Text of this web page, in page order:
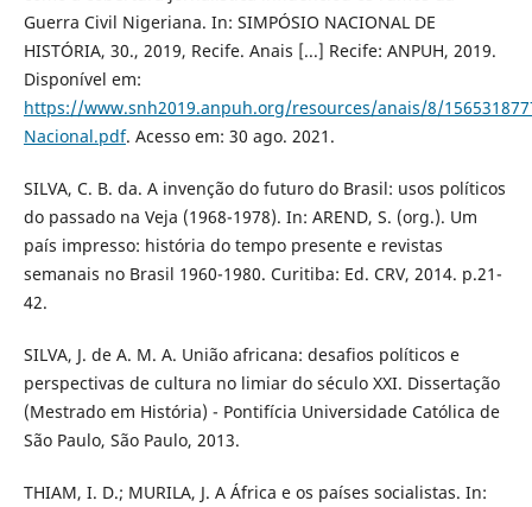
Guerra Civil Nigeriana. In: SIMPÓSIO NACIONAL DE
HISTÓRIA, 30., 2019, Recife. Anais [...] Recife: ANPUH, 2019.
Disponível em:
https://www.snh2019.anpuh.org/resources/anais/8/
Nacional.pdf. Acesso em: 30 ago. 2021.
SILVA, C. B. da. A invenção do futuro do Brasil: usos políticos
do passado na Veja (1968-1978). In: AREND, S. (org.). Um
país impresso: história do tempo presente e revistas
semanais no Brasil 1960-1980. Curitiba: Ed. CRV, 2014. p.21-
42.
SILVA, J. de A. M. A. União africana: desafios políticos e
perspectivas de cultura no limiar do século XXI. Dissertação
(Mestrado em História) - Pontifícia Universidade Católica de
São Paulo, São Paulo, 2013.
THIAM, I. D.; MURILA, J. A África e os países socialistas. In: